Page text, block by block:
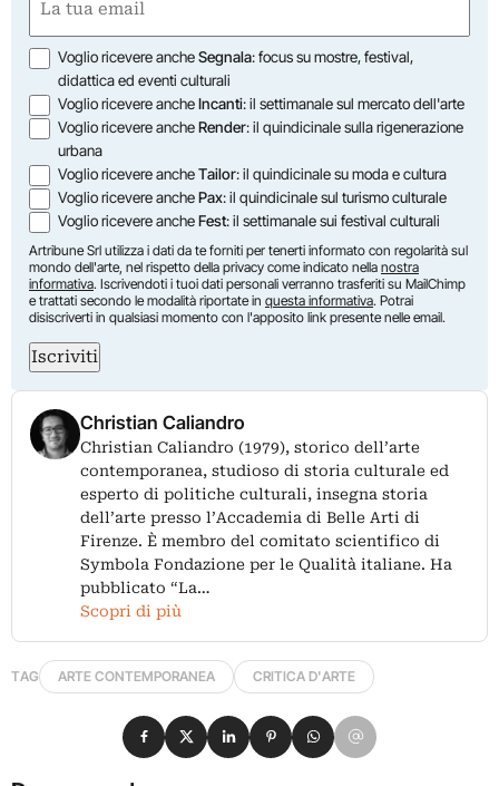
(Required)
Opzioni
Voglio ricevere ancheSegnala: focus su mostre, festival,
didattica ed eventi culturali
Voglio ricevere ancheIncanti: il settimanale sul mercato dell'arte
Voglio ricevere ancheRender: il quindicinale sulla rigenerazione
urbana
Voglio ricevere ancheTailor: il quindicinale su moda e cultura
Voglio ricevere anchePax: il quindicinale sul turismo culturale
Voglio ricevere ancheFest: il settimanale sui festival culturali
Artribune Srl utilizza i dati da te forniti per tenerti informato con regolarità sul
mondo dell'arte, nel rispetto della privacy come indicato nella nostra
informativa. Iscrivendoti i tuoi dati personali verranno trasferiti su MailChimp
e trattati secondo le modalità riportate in questa informativa. Potrai
disiscriverti in qualsiasi momento con l'apposito link presente nelle email.
Iscriviti
Christian Caliandro
Christian Caliandro (1979), storico dell’arte
contemporanea, studioso di storia culturale ed
esperto di politiche culturali, insegna storia
dell’arte presso l’Accademia di Belle Arti di
Firenze. È membro del comitato scientifico di
Symbola Fondazione per le Qualità italiane. Ha
pubblicato “La…
Scopri di più
TAG ARTE CONTEMPORANEA CRITICA D'ARTE
Condividi su Facebook
Condividi su X
Condividi su LinkedIn
Condividi su Pinterest
Condividi su WhatsApp
Condividi su Email